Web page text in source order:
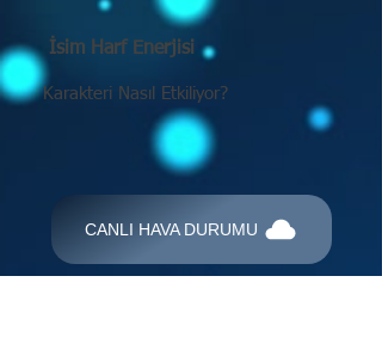
İsim Harf Enerjisi
Karakteri Nasıl Etkiliyor?
CANLI HAVA DURUMU